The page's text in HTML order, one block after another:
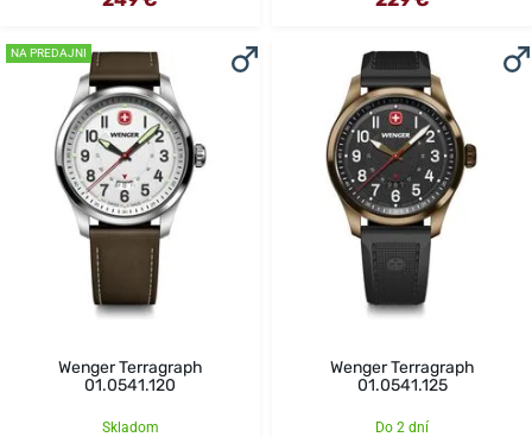
NA PREDAJNI
Wenger Terragraph
01.0541.120
Skladom
Wenger Terragraph
01.0541.125
Do 2 dní